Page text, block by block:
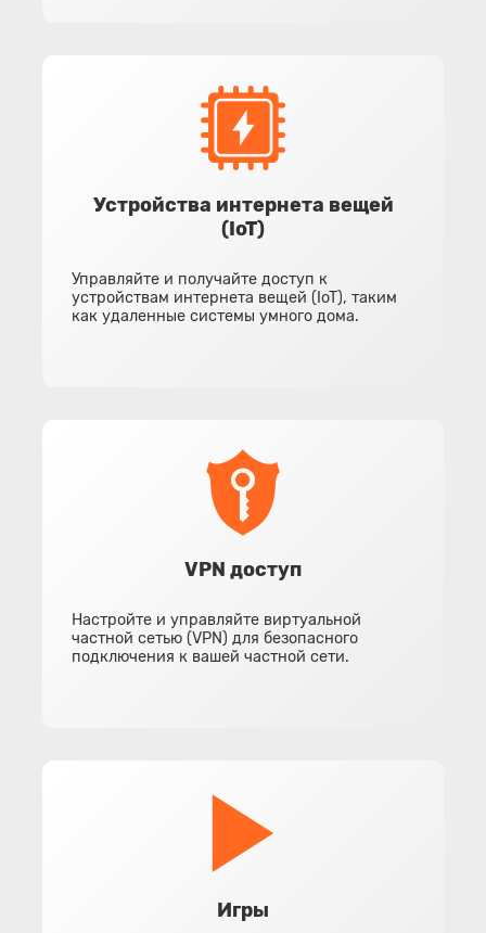
Устройства интернета вещей
(IoT)
Управляйте и получайте доступ к
устройствам интернета вещей (IoT), таким
как удаленные системы умного дома.
VPN доступ
Настройте и управляйте виртуальной
частной сетью (VPN) для безопасного
подключения к вашей частной сети.
Игры